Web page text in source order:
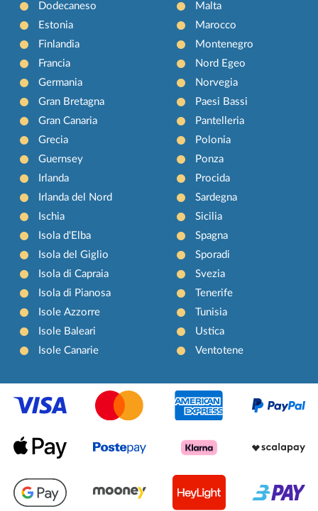
Dodecaneso
Estonia
Finlandia
Francia
Germania
Gran Bretagna
Gran Canaria
Grecia
Guernsey
Irlanda
Irlanda del Nord
Ischia
Isola d'Elba
Isola del Giglio
Isola di Capraia
Isola di Pianosa
Isole Azzorre
Isole Baleari
Isole Canarie
Malta
Marocco
Montenegro
Nord Egeo
Norvegia
Paesi Bassi
Pantelleria
Polonia
Ponza
Procida
Sardegna
Sicilia
Spagna
Sporadi
Svezia
Tenerife
Tunisia
Ustica
Ventotene